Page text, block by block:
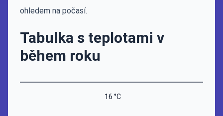
ohledem na počasí.
Tabulka s teplotami v
během roku
16 °C